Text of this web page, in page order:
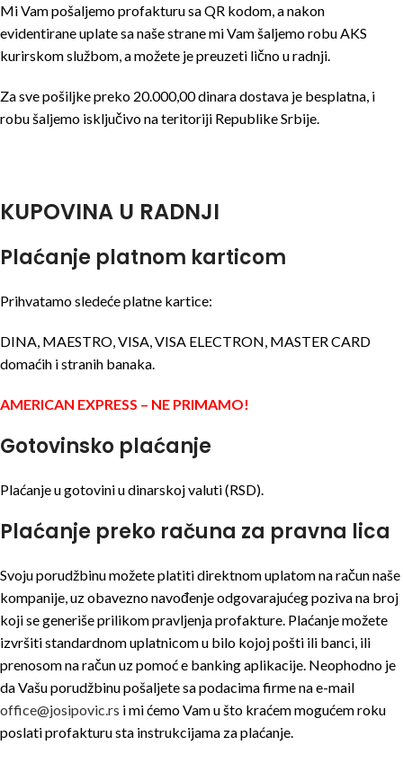
Mi Vam pošaljemo profakturu sa QR kodom, a nakon
evidentirane uplate sa naše strane mi Vam šaljemo robu AKS
kurirskom službom, a možete je preuzeti lično u radnji.
Za sve pošiljke preko 20.000,00 dinara dostava je besplatna, i
robu šaljemo isključivo na teritoriji Republike Srbije.
KUPOVINA U RADNJI
Plaćanje platnom karticom
Prihvatamo sledeće platne kartice:
DINA, MAESTRO, VISA, VISA ELECTRON, MASTER CARD
domaćih i stranih banaka.
AMERICAN EXPRESS – NE PRIMAMO!
Gotovinsko plaćanje
Plaćanje u gotovini u dinarskoj valuti (RSD).
Plaćanje preko računa za pravna lica
Svoju porudžbinu možete platiti direktnom uplatom na račun naše
kompanije, uz obavezno navođenje odgovarajućeg poziva na broj
koji se generiše prilikom pravljenja profakture. Plaćanje možete
izvršiti standardnom uplatnicom u bilo kojoj pošti ili banci, ili
prenosom na račun uz pomoć e banking aplikacije. Neophodno je
da Vašu porudžbinu pošaljete sa podacima firme na e-mail
office@josipovic.rs i mi ćemo Vam u što kraćem mogućem roku
poslati profakturu sta instrukcijama za plaćanje.